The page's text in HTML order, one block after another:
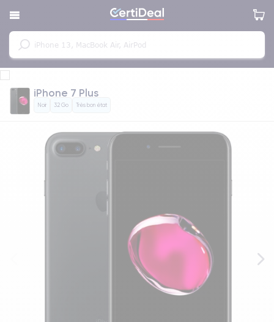
iPhone 7 Plus
Noir 32 Go Très bon état